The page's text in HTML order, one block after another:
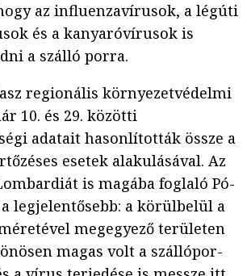
az influenzavírusok, a légúti
és a kanyaróvírusok is
a szálló porra.
regionális környezetvédelmi
10. és 29. közötti
adatait hasonlították össze a
esetek alakulásával. Az
is magába foglaló Pó-
legjelentősebb: a körülbelül a
megegyező területen
magas volt a szállópor-